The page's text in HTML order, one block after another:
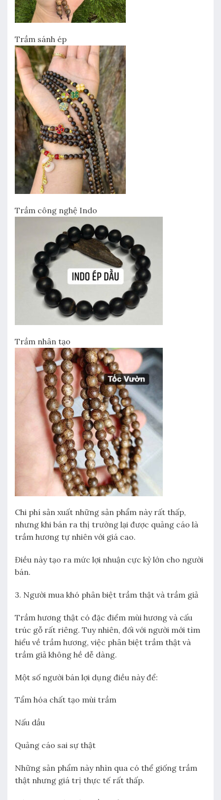
Trầm sánh ép
Trầm công nghệ Indo
Trầm nhân tạo
Chi phí sản xuất những sản phẩm này rất thấp,
nhưng khi bán ra thị trường lại được quảng cáo là
trầm hương tự nhiên với giá cao.
Điều này tạo ra mức lợi nhuận cực kỳ lớn cho người
bán.
3. Người mua khó phân biệt trầm thật và trầm giả
Trầm hương thật có đặc điểm mùi hương và cấu
trúc gỗ rất riêng. Tuy nhiên, đối với người mới tìm
hiểu về trầm hương, việc phân biệt trầm thật và
trầm giả không hề dễ dàng.
Một số người bán lợi dụng điều này để:
Tẩm hóa chất tạo mùi trầm
Nấu dầu
Quảng cáo sai sự thật
Những sản phẩm này nhìn qua có thể giống trầm
thật nhưng giá trị thực tế rất thấp.